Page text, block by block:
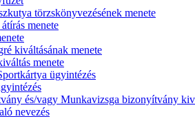
törzskönyvezésének menete
menete
kiváltásának menete
menete
ügyintézés
és/vagy Munkavizsga bizonyítvány
nevezés